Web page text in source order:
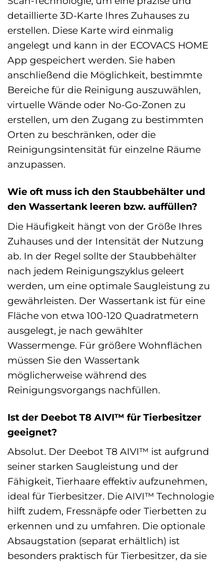
detaillierte 3D-Karte Ihres Zuhauses zu
erstellen. Diese Karte wird einmalig
angelegt und kann in der ECOVACS HOME
App gespeichert werden. Sie haben
anschließend die Möglichkeit, bestimmte
Bereiche für die Reinigung auszuwählen,
virtuelle Wände oder No-Go-Zonen zu
erstellen, um den Zugang zu bestimmten
Orten zu beschränken, oder die
Reinigungsintensität für einzelne Räume
anzupassen.
Wie oft muss ich den Staubbehälter und
den Wassertank leeren bzw. auffüllen?
Die Häufigkeit hängt von der Größe Ihres
Zuhauses und der Intensität der Nutzung
ab. In der Regel sollte der Staubbehälter
nach jedem Reinigungszyklus geleert
werden, um eine optimale Saugleistung zu
gewährleisten. Der Wassertank ist für eine
Fläche von etwa 100-120 Quadratmetern
ausgelegt, je nach gewählter
Wassermenge. Für größere Wohnflächen
müssen Sie den Wassertank
möglicherweise während des
Reinigungsvorgangs nachfüllen.
Ist der Deebot T8 AIVI™ für Tierbesitzer
geeignet?
Absolut. Der Deebot T8 AIVI™ ist aufgrund
seiner starken Saugleistung und der
Fähigkeit, Tierhaare effektiv aufzunehmen,
ideal für Tierbesitzer. Die AIVI™ Technologie
hilft zudem, Fressnäpfe oder Tierbetten zu
erkennen und zu umfahren. Die optionale
Absaugstation (separat erhältlich) ist
besonders praktisch für Tierbesitzer, da sie